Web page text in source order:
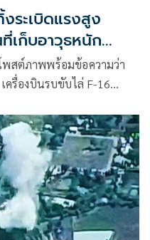
ระเบิดแรงสูง
เก็บอาวุธหนัก
พสต์ภาพพร้อมข้อความว่า
ครื่องบินรบขับไล่ F-16